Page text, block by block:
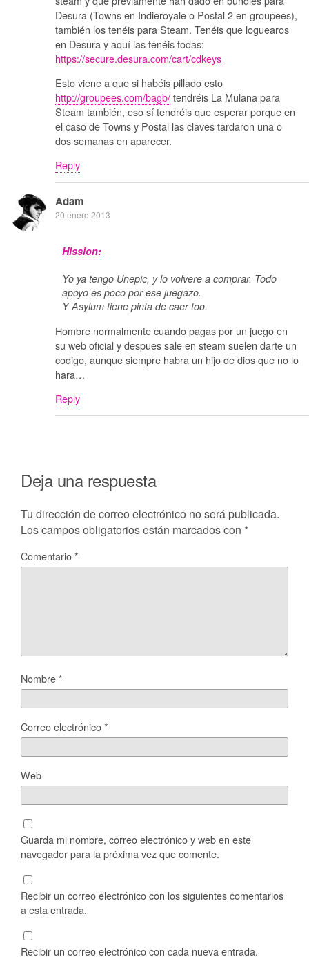
Desura (Towns en Indieroyale o Postal 2 en groupees),
también los tenéis para Steam. Tenéis que loguearos
en Desura y aquí las tenéis todas:
https://secure.desura.com/cart/cdkeys
Esto viene a que si habéis pillado esto
http://groupees.com/bagb/tendréis La Mulana para
Steam también, eso sí tendréis que esperar porque en
el caso de Towns y Postal las claves tardaron una o
dos semanas en aparecer.
Reply
Adam
20 enero 2013
Hission:
Yo ya tengo Unepic, y lo volvere a comprar. Todo
apoyo es poco por ese juegazo.
Y Asylum tiene pinta de caer too.
Hombre normalmente cuando pagas por un juego en
su web oficial y despues sale en steam suelen darte un
codigo, aunque siempre habra un hijo de dios que no lo
hara…
Reply
Deja una respuesta
Tu dirección de correo electrónico no será publicada.
Los campos obligatorios están marcados con *
Comentario*
Nombre*
Correo electrónico*
Web
Guarda mi nombre, correo electrónico y web en este
navegador para la próxima vez que comente.
Recibir un correo electrónico con los siguientes comentarios
a esta entrada.
Recibir un correo electrónico con cada nueva entrada.